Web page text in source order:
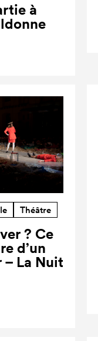
à
Théâtre
? Ce
d’un
– La Nuit